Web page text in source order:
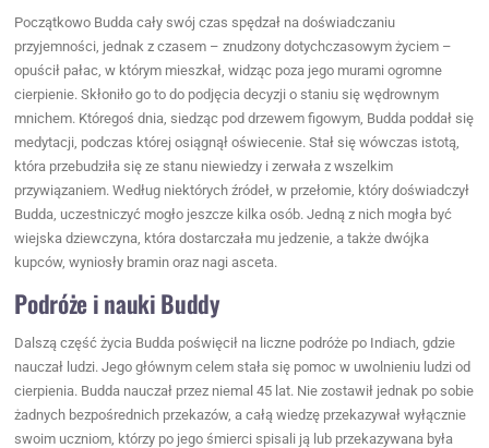
Początkowo Budda cały swój czas spędzał na doświadczaniu
przyjemności, jednak z czasem – znudzony dotychczasowym życiem –
opuścił pałac, w którym mieszkał, widząc poza jego murami ogromne
cierpienie. Skłoniło go to do podjęcia decyzji o staniu się wędrownym
mnichem. Któregoś dnia, siedząc pod drzewem figowym, Budda poddał się
medytacji, podczas której osiągnął oświecenie. Stał się wówczas istotą,
która przebudziła się ze stanu niewiedzy i zerwała z wszelkim
przywiązaniem. Według niektórych źródeł, w przełomie, który doświadczył
Budda, uczestniczyć mogło jeszcze kilka osób. Jedną z nich mogła być
wiejska dziewczyna, która dostarczała mu jedzenie, a także dwójka
kupców, wyniosły bramin oraz nagi asceta.
Podróże i nauki Buddy
Dalszą część życia Budda poświęcił na liczne podróże po Indiach, gdzie
nauczał ludzi. Jego głównym celem stała się pomoc w uwolnieniu ludzi od
cierpienia. Budda nauczał przez niemal 45 lat. Nie zostawił jednak po sobie
żadnych bezpośrednich przekazów, a całą wiedzę przekazywał wyłącznie
swoim uczniom, którzy po jego śmierci spisali ją lub przekazywana była